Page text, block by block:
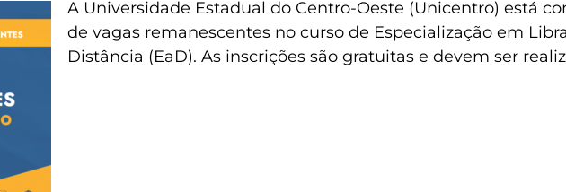
A Universidade Estadual do Centro-Oeste (Unicentro) está
de vagas remanescentes no curso de Especialização em
Distância (EaD). As inscrições são gratuitas e devem ser